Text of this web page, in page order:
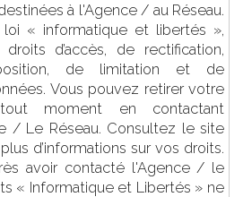
à l'Agence / au Réseau.
« informatique et libertés »,
d’accès, de rectification,
de limitation et de
Vous pouvez retirer votre
moment en contactant
/ Le Réseau. Consultez le site
d’informations sur vos droits.
avoir contacté l'Agence / le
« Informatique et Libertés » ne